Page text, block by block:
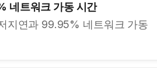
네트워크 가동 시간
지연과 99.95% 네트워크 가동